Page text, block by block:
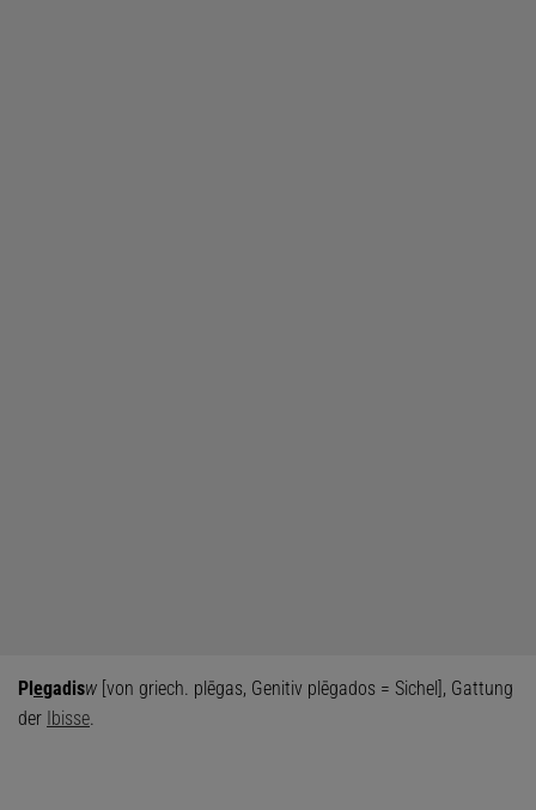
Plegadisw [von griech. plēgas, Genitiv plēgados = Sichel], Gattung
der Ibisse.